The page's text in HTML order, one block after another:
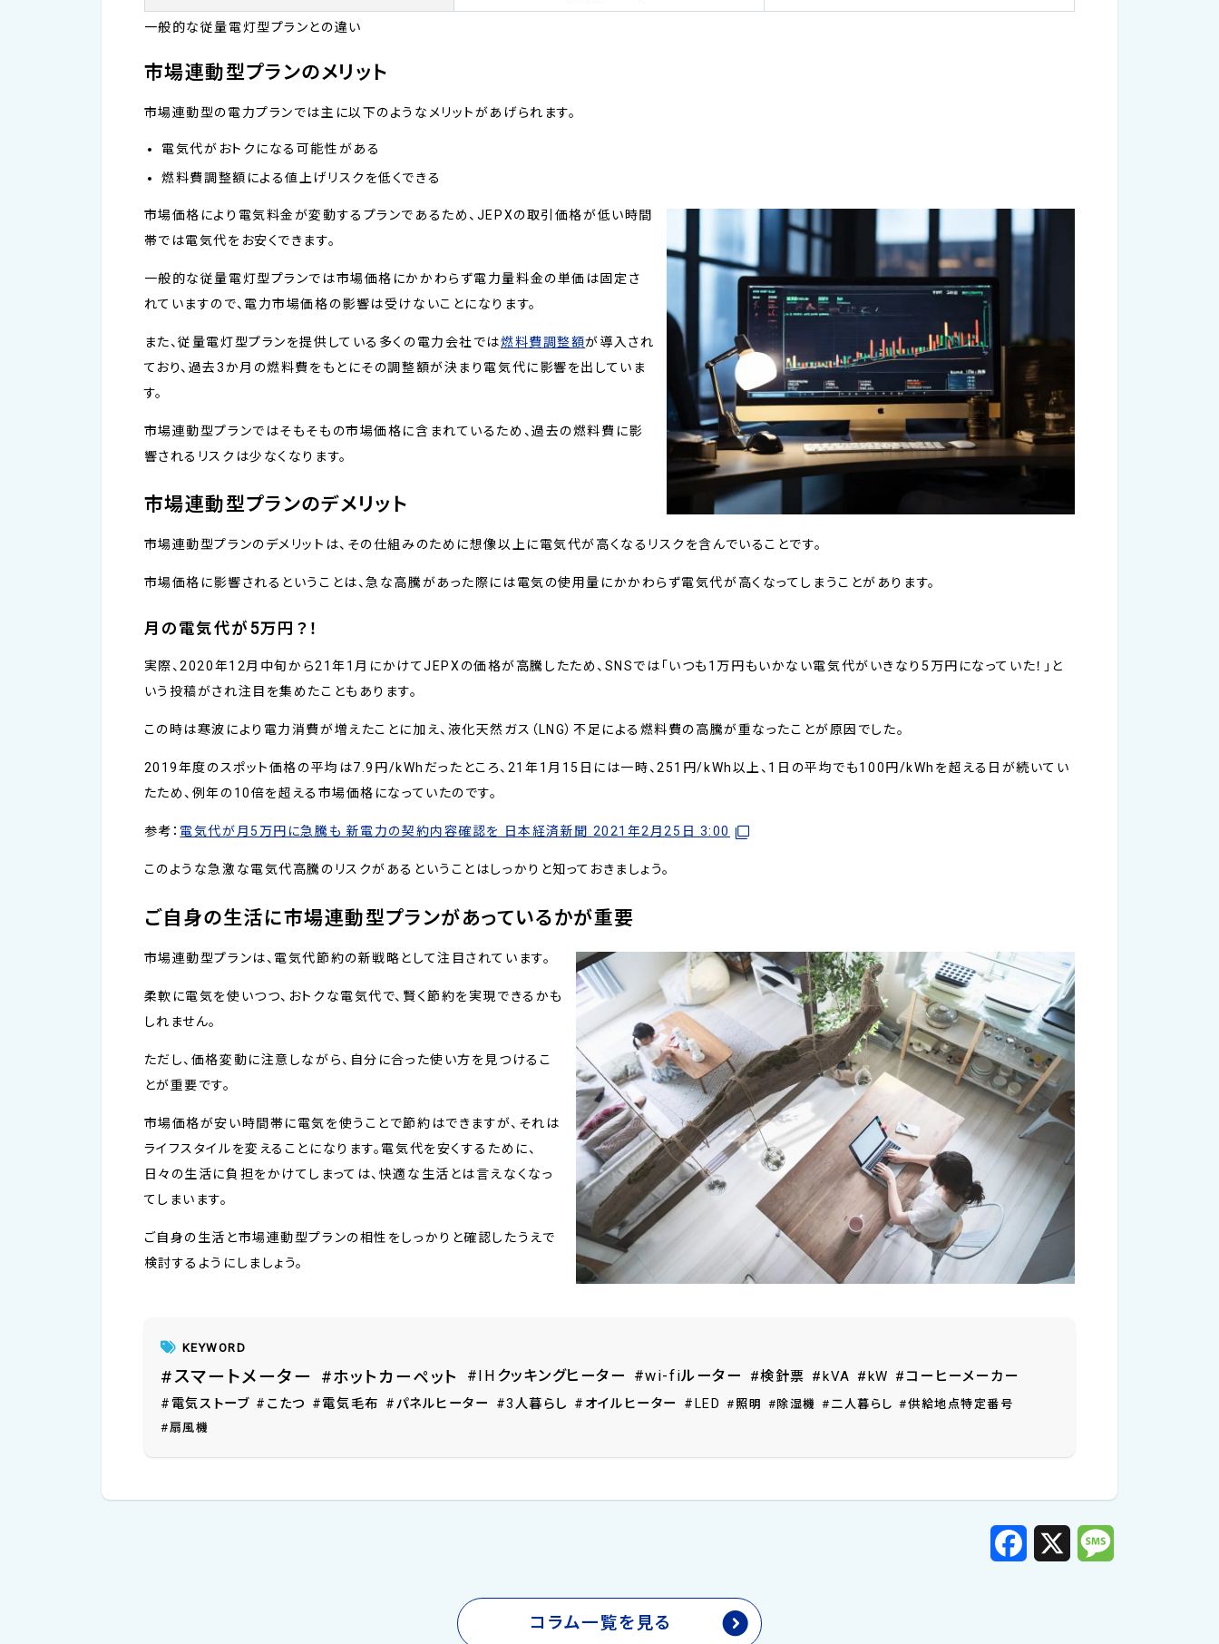
一般的な従量電灯型プランとの違い
市場連動型プランのメリット
市場連動型の電力プランでは主に以下のようなメリットがあげられます。
電気代がおトクになる可能性がある
燃料費調整額による値上げリスクを低くできる
市場価格により電気料金が変動するプランであるため、JEPXの取引価格が低い時間
帯では電気代をお安くできます。
一般的な従量電灯型プランでは市場価格にかかわらず電力量料金の単価は固定さ
れていますので、電力市場価格の影響は受けないことになります。
また、従量電灯型プランを提供している多くの電力会社では燃料費調整額が導入され
ており、過去3か月の燃料費をもとにその調整額が決まり電気代に影響を出していま
す。
市場連動型プランではそもそもの市場価格に含まれているため、過去の燃料費に影
響されるリスクは少なくなります。
市場連動型プランのデメリット
市場連動型プランのデメリットは、その仕組みのために想像以上に電気代が高くなるリスクを含んでいることです。
市場価格に影響されるということは、急な高騰があった際には電気の使用量にかかわらず電気代が高くなってしまうことがあります。
月の電気代が5万円？！
実際、2020年12月中旬から21年1月にかけてJEPXの価格が高騰したため、SNSでは「いつも1万円もいかない電気代がいきなり5万円になっていた！」と
いう投稿がされ注目を集めたこともあります。
この時は寒波により電力消費が増えたことに加え、液化天然ガス（LNG）不足による燃料費の高騰が重なったことが原因でした。
2019年度のスポット価格の平均は7.9円/kWhだったところ、21年1月15日には一時、251円/kWh以上、1日の平均でも100円/kWhを超える日が続いてい
たため、例年の10倍を超える市場価格になっていたのです。
参考： 電気代が月5万円に急騰も 新電力の契約内容確認を 日本経済新聞 2021年2月25日 3:00
このような急激な電気代高騰のリスクがあるということはしっかりと知っておきましょう。
ご自身の生活に市場連動型プランがあっているかが重要
市場連動型プランは、電気代節約の新戦略として注目されています。
柔軟に電気を使いつつ、おトクな電気代で、賢く節約を実現できるかも
しれません。
ただし、価格変動に注意しながら、自分に合った使い方を見つけるこ
とが重要です。
市場価格が安い時間帯に電気を使うことで節約はできますが、それは
ライフスタイルを変えることになります。電気代を安くするために、
日々の生活に負担をかけてしまっては、快適な生活とは言えなくなっ
てしまいます。
ご自身の生活と市場連動型プランの相性をしっかりと確認したうえで
検討するようにしましょう。
KEYWORD
#スマートメーター #ホットカーペット #IHクッキングヒーター #wi-fiルーター #検針票 #kVA #kW #コーヒーメーカー
#電気ストーブ #こたつ #電気毛布 #パネルヒーター #3人暮らし #オイルヒーター #LED #照明 #除湿機 #二人暮らし #供給地点特定番号
#扇風機
F
c
X
M
s
コラム一覧を見る